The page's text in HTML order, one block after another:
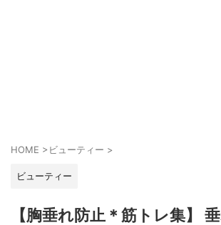
HOME >ビューティー >
ビューティー
【胸垂れ防止＊筋トレ集】